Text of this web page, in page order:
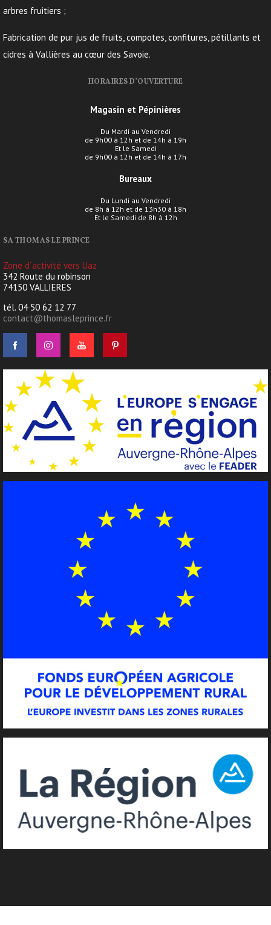
arbres fruitiers ;
Fabrication de pur jus de fruits, compotes, confitures, pétillants et
cidres à Vallières au cœur des Savoie.
HORAIRES D’OUVERTURE
Magasin et Pépinières
Du Mardi au Vendredi
de 9h00 à 12h et de 14h à 19h
Et le Samedi
de 9h00 à 12h et de 14h à 17h
Bureaux
Du Lundi au Vendredi
de 8h à 12h et de 13h30 à 18h
Et le Samedi de 8h à 12h
SA THOMAS LE PRINCE
Zone d´activité vers Uaz
342 Route du robinson
74150 VALLIERES
tél. 04 50 62 12 77
contact@thomasleprince.fr